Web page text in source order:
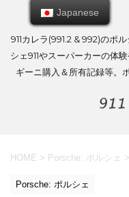
911カレラ(991.2 & 992)のポ
シェ911やスーパーカーの体
ギーニ購入＆所有記録等。
HOME > Porsche: ポルシェ >
Porsche: ポルシェ
Japanese
Japanese